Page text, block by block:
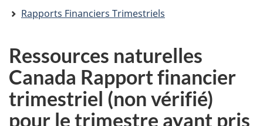
Rapports Financiers Trimestriels
Ressources naturelles
Canada Rapport financier
trimestriel (non vérifié)
pour le trimestre ayant pris